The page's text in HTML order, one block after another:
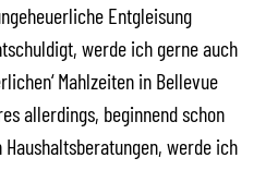
Entgleisung
werde ich gerne auch
Mahlzeiten in Bellevue
allerdings, beginnend schon
werde ich